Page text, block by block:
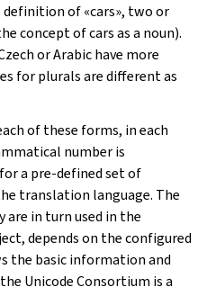
of «cars», two or
concept of cars as a noun).
or Arabic have more
for plurals are different as
of these forms, in each
number is
a pre-defined set of
translation language. The
are in turn used in the
depends on the configured
the basic information and
Unicode Consortium is a